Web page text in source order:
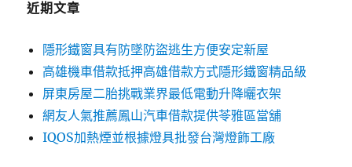
近期文章
隱形鐵窗具有防墜防盜逃生方便安定新屋
高雄機車借款抵押高雄借款方式隱形鐵窗精品級
屏東房屋二胎挑戰業界最低電動升降曬衣架
網友人氣推薦鳳山汽車借款提供苓雅區當舖
IQOS加熱煙並根據燈具批發台灣燈飾工廠